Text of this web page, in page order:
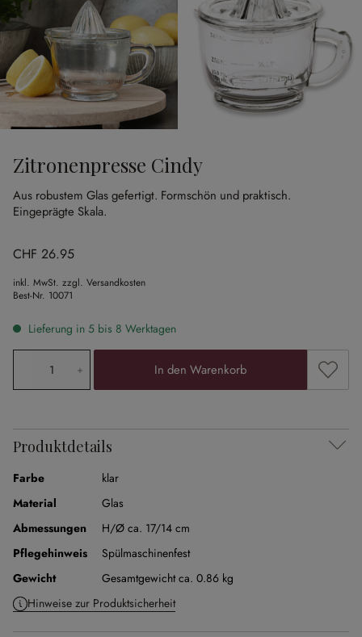
Zitronenpresse Cindy
Aus robustem Glas gefertigt. Formschön und praktisch.
Eingeprägte Skala.
CHF 26.95
inkl. MwSt. zzgl. Versandkosten
Best-Nr. 10071
Lieferung in 5 bis 8 Werktagen
Produkt Anzahl: Gib den gewünschten Wert ein oder
In den Warenkorb Zum
Produktdetails
Farbe
klar
Material
Glas
Abmessungen
H/Ø ca. 17/14 cm
Pflegehinweis
Spülmaschinenfest
Gewicht
Gesamtgewicht ca. 0.86 kg
Hinweise zur Produktsicherheit